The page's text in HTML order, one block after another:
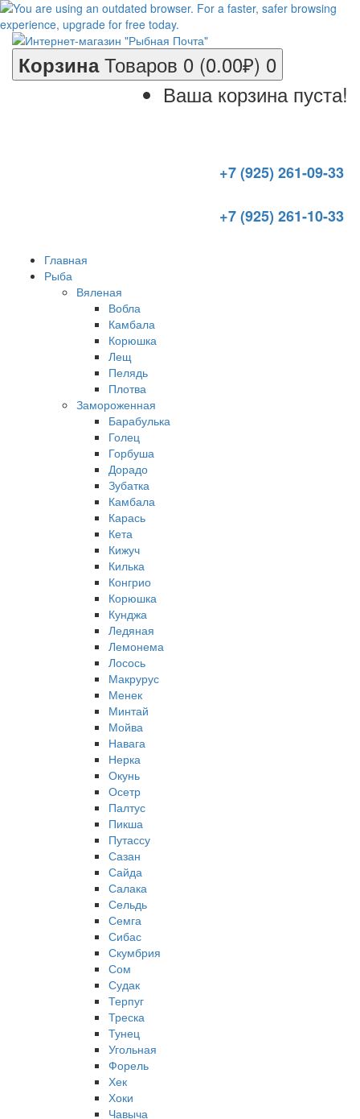
КорзинаТоваров 0 (0.00₽) 0
Ваша корзина пуста!
+7 (925) 261-09-33
+7 (925) 261-10-33
Главная
Рыба
Вяленая
Вобла
Камбала
Корюшка
Лещ
Пелядь
Плотва
Замороженная
Барабулька
Голец
Горбуша
Дорадо
Зубатка
Камбала
Карась
Кета
Кижуч
Килька
Конгрио
Корюшка
Кунджа
Ледяная
Лемонема
Лосось
Макрурус
Менек
Минтай
Мойва
Навага
Нерка
Окунь
Осетр
Палтус
Пикша
Путассу
Сазан
Сайда
Салака
Сельдь
Семга
Сибас
Скумбрия
Сом
Судак
Терпуг
Треска
Тунец
Угольная
Форель
Хек
Хоки
Чавыча